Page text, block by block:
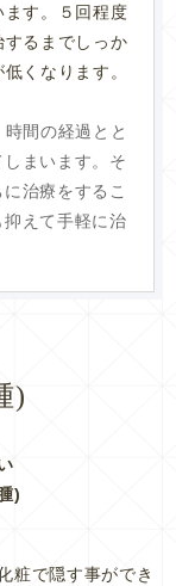
す。５回程度
るまでしっか
くなります。
間の経過とと
まいます。そ
治療をするこ
えて手軽に治
)
)
粧で隠す事ができ